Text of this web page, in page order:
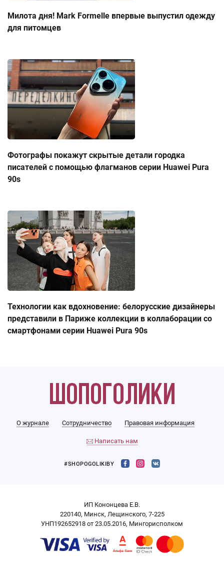
Милота дня! Mark Formelle впервые выпустил одежду
для питомцев
Фотографы покажут скрытые детали городка
писателей с помощью флагманов серии Huawei Pura
90s
Технологии как вдохновение: белорусские дизайнеры
представили в Париже коллекции в коллаборации со
смартфонами серии Huawei Pura 90s
О журнале Сотрудничество Правовая информация
Написать нам
#SHOPOGOLIKIBY
ИП Кононцева Е.В.
220140, Минск, Лещинского, 7-225
УНП192652918 от 23.05.2016, Мингорисполком